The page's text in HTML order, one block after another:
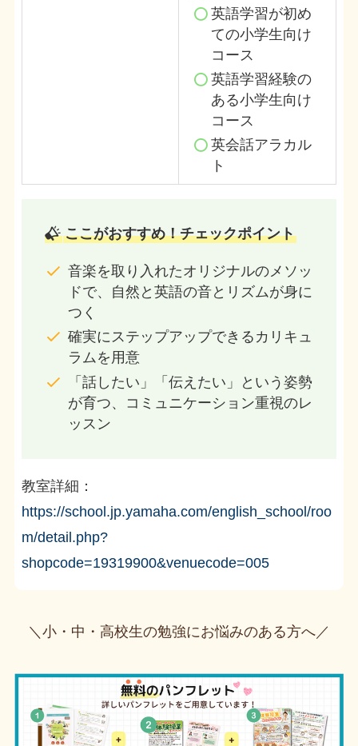
英語学習が初め
ての小学生向け
コース
英語学習経験の
ある小学生向け
コース
英会話アラカル
ト
ここがおすすめ！チェックポイント
音楽を取り入れたオリジナルのメソッ
ドで、自然と英語の音とリズムが身に
つく
確実にステップアップできるカリキュ
ラムを用意
「話したい」「伝えたい」という姿勢
が育つ、コミュニケーション重視のレ
ッスン
教室詳細：
https://school.jp.yamaha.com/english_school/roo
m/detail.php?
shopcode=19319900&venuecode=005
＼小・中・高校生の勉強にお悩みのある方へ／